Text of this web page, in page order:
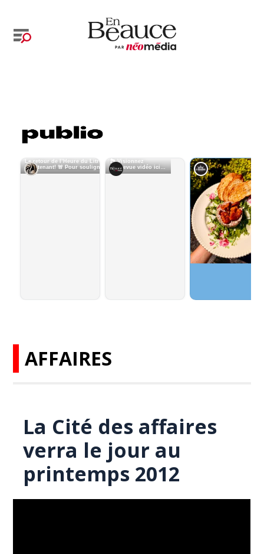
AFFAIRES
La Cité des affaires
verra le jour au
printemps 2012